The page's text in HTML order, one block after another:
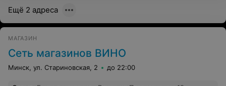
Ещё 2 адреса
МАГАЗИН
Сеть магазинов ВИНО
Минск, ул. Стариновская, 2 до 22:00